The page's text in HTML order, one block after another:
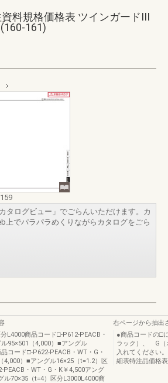
料規格価格表 ツインガードIII
161)
159
タログビュー」でごらんいただけます。カ
上でパラパラめくりながらカタログをごら
L4000商品コード□-P612-PEACB・
95×501（4,000）■アングル
コード□-P622-PEACB・WT・G・
4,000）■アングル16×25（t=1.2）区
PEACB・WT・G・K￥4,500アング
ル70×35（t=4）区分L3000L4000商
右ページから抽出
●商品コードの□
ラック）、 G（
入れてください
細表特注品価格